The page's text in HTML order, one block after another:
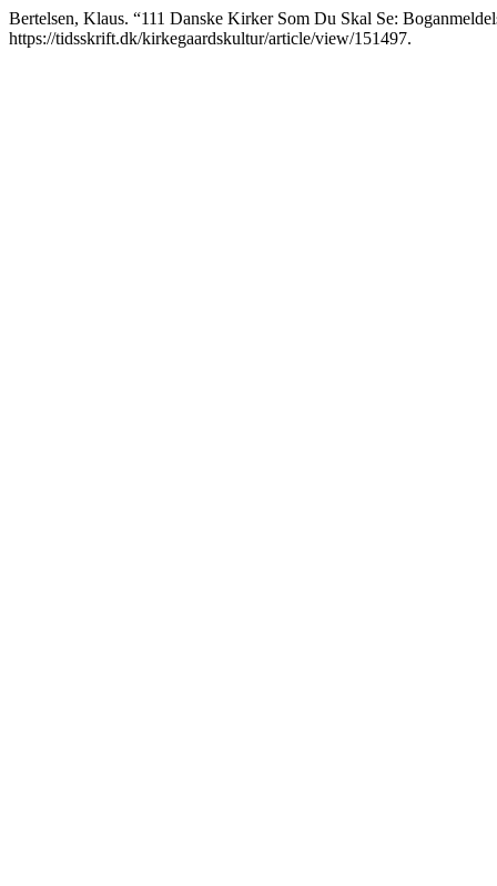
Bertelsen, Klaus. “111 Danske Kirker Som Du Skal Se:
https://tidsskrift.dk/kirkegaardskultur/article/view/151497.